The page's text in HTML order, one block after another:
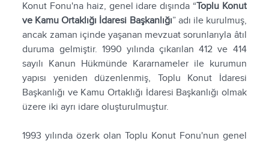
Konut Fonu'na haiz, genel idare dışında “Toplu Konut
ve Kamu Ortaklığı İdaresi Başkanlığı” adı ile kurulmuş,
ancak zaman içinde yaşanan mevzuat sorunlarıyla âtıl
duruma gelmiştir. 1990 yılında çıkarılan 412 ve 414
sayılı Kanun Hükmünde Kararnameler ile kurumun
yapısı yeniden düzenlenmiş, Toplu Konut İdaresi
Başkanlığı ve Kamu Ortaklığı İdaresi Başkanlığı olmak
üzere iki ayrı idare oluşturulmuştur.
1993 yılında özerk olan Toplu Konut Fonu'nun genel